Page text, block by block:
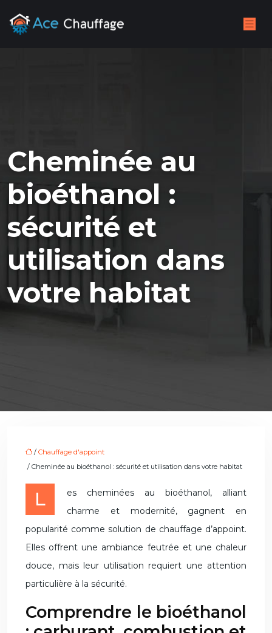
Cheminée au
bioéthanol :
sécurité et
utilisation dans
votre habitat
/ Chauffage d'appoint
/ Cheminée au bioéthanol : sécurité et utilisation dans votre habitat
Les cheminées au bioéthanol, alliant
charme et modernité, gagnent en
popularité comme solution de chauffage d’appoint.
Elles offrent une ambiance feutrée et une chaleur
douce, mais leur utilisation requiert une attention
particulière à la sécurité.
Comprendre le bioéthanol